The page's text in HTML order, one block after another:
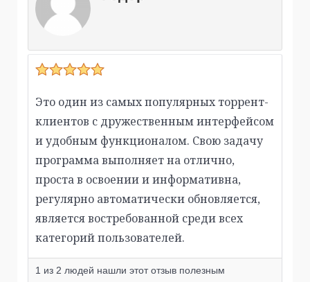
Это один из самых популярных торрент-
клиентов с дружественным интерфейсом
и удобным функционалом. Свою задачу
программа выполняет на отлично,
проста в освоении и информативна,
регулярно автоматически обновляется,
является востребованной среди всех
категорий пользователей.
1 из 2 людей нашли этот отзыв полезным